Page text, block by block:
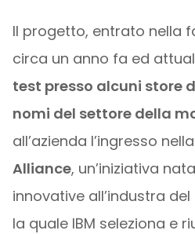
Il progetto, entrato nella
circa un anno fa ed
test presso alcuni store
nomi del settore della
all’azienda l’ingresso nella
Alliance, un’iniziativa
innovative all’industra
la quale IBM seleziona e